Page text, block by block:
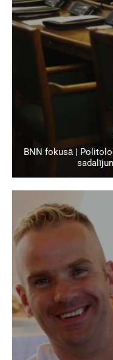
BNN fokusā |